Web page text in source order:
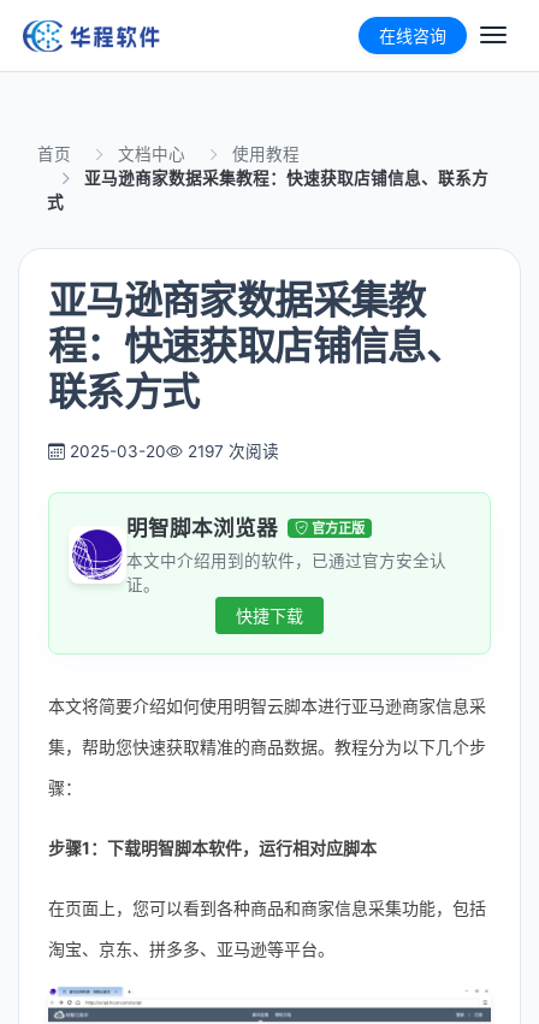
在线咨询
首页 文档中心
使用教程
亚马逊商家数据采集教程：快速获取店铺信息、联系方
式
亚马逊商家数据采集教
程：快速获取店铺信息、
联系方式
2025-03-20 2197 次阅读
明智脚本浏览器 官方正版
本文中介绍用到的软件，已通过官方安全认
证。
快捷下载
本文将简要介绍如何使用明智云脚本进行亚马逊商家信息采
集，帮助您快速获取精准的商品数据。教程分为以下几个步
骤：
步骤1：下载明智脚本软件，运行相对应脚本
在页面上，您可以看到各种商品和商家信息采集功能，包括
淘宝、京东、拼多多、亚马逊等平台。